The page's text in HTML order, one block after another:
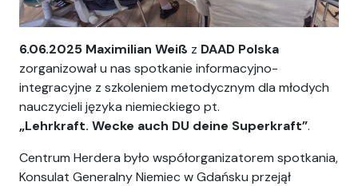
6.06.2025 Maximilian Weiß z DAAD Polska
zorganizował u nas spotkanie informacyjno-
integracyjne z szkoleniem metodycznym dla młodych
nauczycieli języka niemieckiego pt.
„Lehrkraft. Wecke auch DU deine Superkraft”.
Centrum Herdera było współorganizatorem spotkania,
Konsulat Generalny Niemiec w Gdańsku przejął